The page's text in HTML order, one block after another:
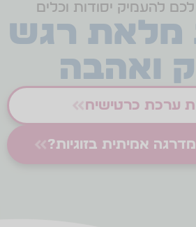
להעמיק יסודות וכלים
מלאת רגש
ואהבה
ערכת כרטישיח
אמיתית בזוגיות?